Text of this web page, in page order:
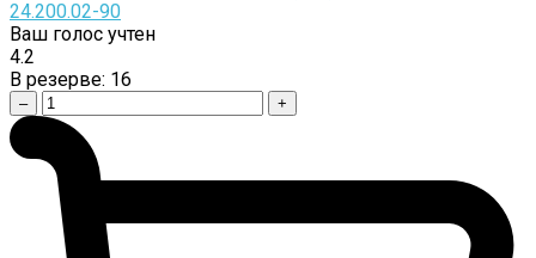
24.200.02-90
Ваш голос учтен
4.2
В резерве: 16
– +